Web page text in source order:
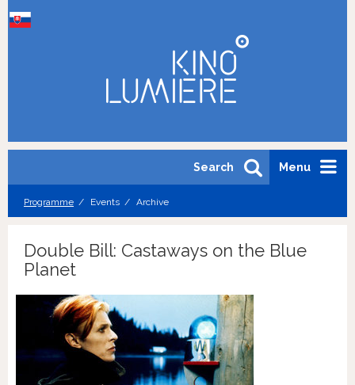
Menu
Search
Programme Events Archive
Double Bill: Castaways on the Blue
Planet